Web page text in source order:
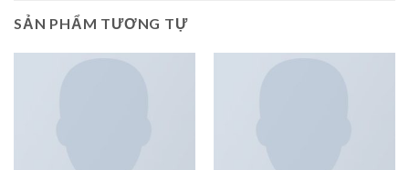
SẢN PHẨM TƯƠNG TỰ